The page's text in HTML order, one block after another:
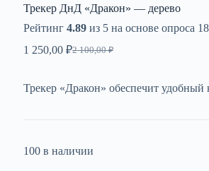
Трекер ДнД «Дракон» — дерево
Рейтинг 4.89из 5 на основе опроса 18
2 100,00₽
Первоначальная
2
1 250,00 ₽
Текущая
250,00 ₽.
Трекер «Дракон» обеспечит
100 в наличии